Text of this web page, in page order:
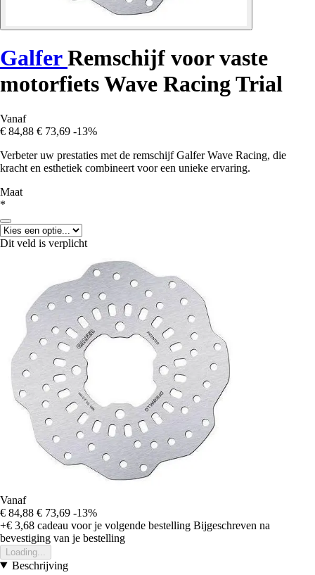
GalferRemschijf voor vaste
motorfiets Wave Racing Trial
Vanaf
€ 84,88 € 73,69 -13%
Verbeter uw prestaties met de remschijf Galfer Wave Racing, die
kracht en esthetiek combineert voor een unieke ervaring.
Maat
*
Dit veld is verplicht
Vanaf
€ 84,88 € 73,69 -13%
+€ 3,68 cadeau voor je volgende bestelling Bijgeschreven na
bevestiging van je bestelling
Loading...
Beschrijving